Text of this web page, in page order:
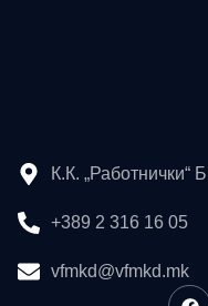
К.К.
+389 2 316 16 05
vfmkd@vfmkd.mk